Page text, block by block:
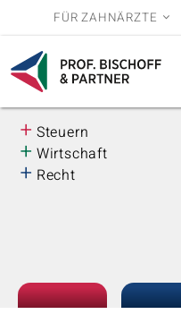
FÜR ZAHNÄRZTE
Leistungen
Wissen
Über uns
Karriere
+ Steuern
+ Wirtschaft
+ Recht